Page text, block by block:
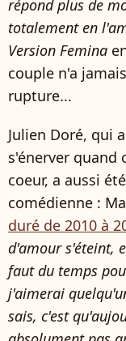
répond plus de
totalement en
Version Femina
couple n'a
rupture...
Julien Doré, qui
s'énerver quand
coeur, a aussi
comédienne :
duré de 2010 à
d'amour s'éteint,
faut du temps
j'aimerai
sais, c'est